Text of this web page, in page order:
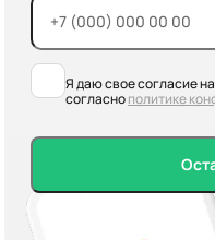
Я даю свое согласие на
согласнополитике